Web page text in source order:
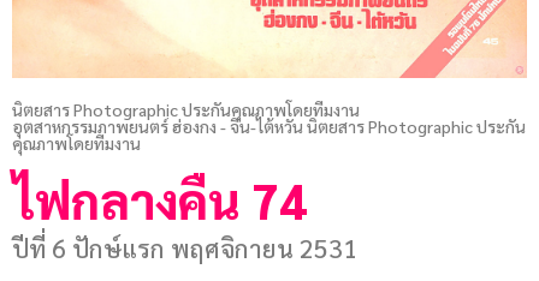
นิตยสาร Photographic ประกันคุณภาพโดยทีมงาน
อุตสาหกรรมภาพยนตร์ ฮ่องกง - จีน-ไต้หวัน นิตยสาร Photographic ประกัน
คุณภาพโดยทีมงาน
ไฟกลางคืน 74
ปีที่ 6 ปักษ์แรก พฤศจิกายน 2531